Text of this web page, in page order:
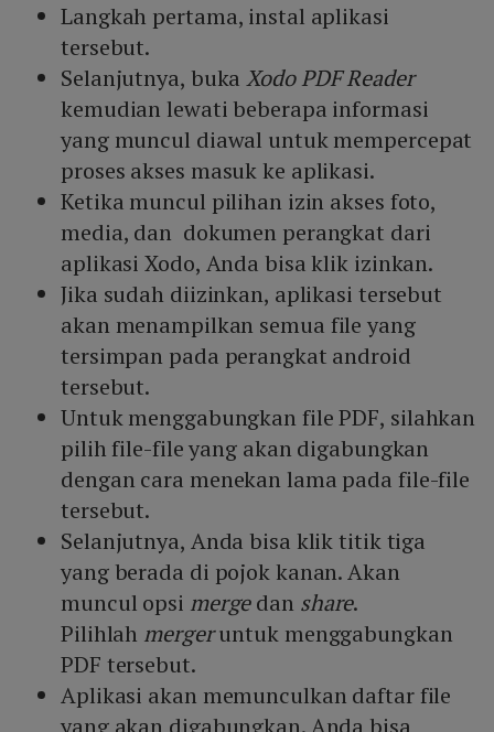
Langkah pertama, instal aplikasi
tersebut.
Selanjutnya, bukaXodo PDF Reader
kemudian lewati beberapa informasi
yang muncul diawal untuk mempercepat
proses akses masuk ke aplikasi.
Ketika muncul pilihan izin akses foto,
media, dan dokumen perangkat dari
aplikasi Xodo, Anda bisa klik izinkan.
Jika sudah diizinkan, aplikasi tersebut
akan menampilkan semua file yang
tersimpan pada perangkat android
tersebut.
Untuk menggabungkan file PDF, silahkan
pilih file-file yang akan digabungkan
dengan cara menekan lama pada file-file
tersebut.
Selanjutnya, Anda bisa klik titik tiga
yang berada di pojok kanan. Akan
muncul opsi mergedan share.
Pilihlah mergeruntuk menggabungkan
PDF tersebut.
Aplikasi akan memunculkan daftar file